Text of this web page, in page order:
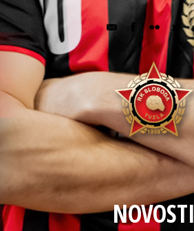
NOVOSTI